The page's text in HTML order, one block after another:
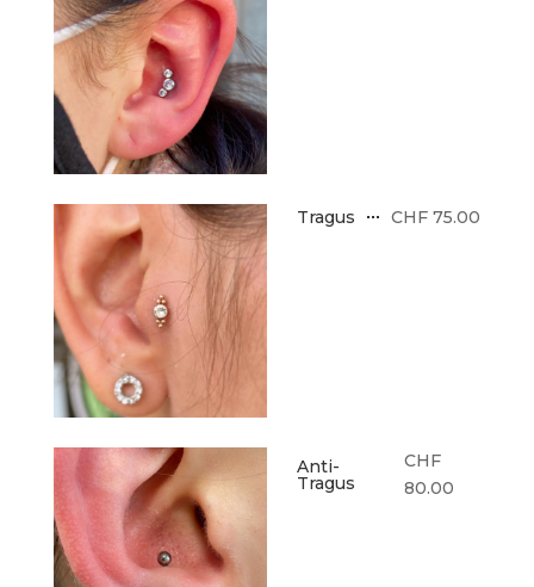
Tragus CHF 75.00
Anti-
Tragus
CHF
80.00